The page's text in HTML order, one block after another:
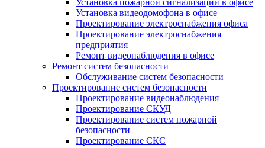
Установка пожарной сигнализации в офисе
Установка видеодомофона в офисе
Проектирование электроснабжения офиса
Проектирование электроснабжения
предприятия
Ремонт видеонаблюдения в офисе
Ремонт систем безопасности
Обслуживание систем безопасности
Проектирование систем безопасности
Проектирование видеонаблюдения
Проектирование СКУД
Проектирование систем пожарной
безопасности
Проектирование СКС